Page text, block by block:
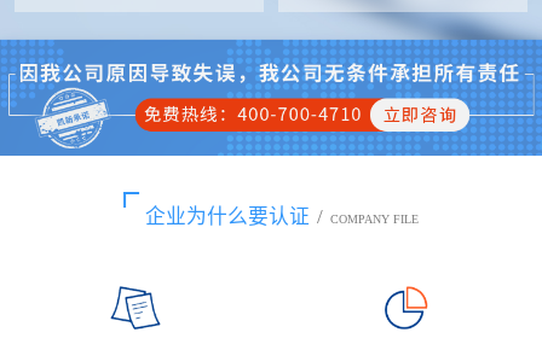
企业为什么要认证 / COMPANY FILE